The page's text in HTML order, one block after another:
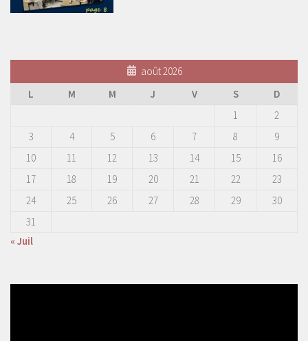
août 2026
L
M M J V S
D
1
2
3
4 5 6 7 8
9
10
11 12 13 14 15
16
17
18 19 20 21 22
23
24
25 26 27 28 29
30
31
« Juil